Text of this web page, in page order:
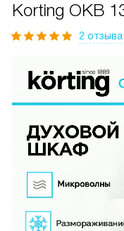
Korting OKB
2 отзыва